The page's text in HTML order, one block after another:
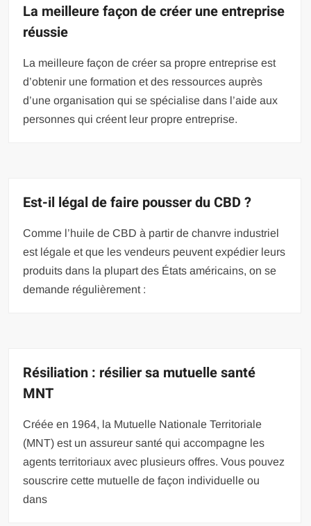
La meilleure façon de créer une entreprise
réussie
La meilleure façon de créer sa propre entreprise est
d’obtenir une formation et des ressources auprès
d’une organisation qui se spécialise dans l’aide aux
personnes qui créent leur propre entreprise.
Est-il légal de faire pousser du CBD ?
Comme l’huile de CBD à partir de chanvre industriel
est légale et que les vendeurs peuvent expédier leurs
produits dans la plupart des États américains, on se
demande régulièrement :
Résiliation : résilier sa mutuelle santé
MNT
Créée en 1964, la Mutuelle Nationale Territoriale
(MNT) est un assureur santé qui accompagne les
agents territoriaux avec plusieurs offres. Vous pouvez
souscrire cette mutuelle de façon individuelle ou
dans